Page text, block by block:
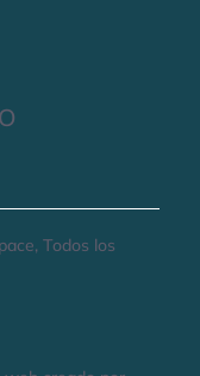
Todos los